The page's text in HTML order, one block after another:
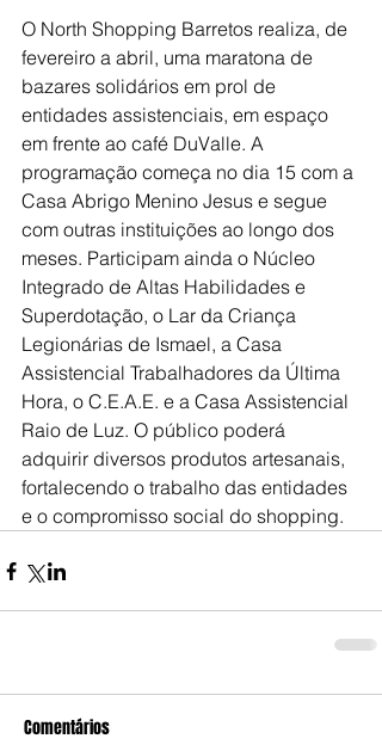
O North Shopping Barretos realiza, de
fevereiro a abril, uma maratona de
bazares solidários em prol de
entidades assistenciais, em espaço
em frente ao café DuValle. A
programação começa no dia 15 com a
Casa Abrigo Menino Jesus e segue
com outras instituições ao longo dos
meses. Participam ainda o Núcleo
Integrado de Altas Habilidades e
Superdotação, o Lar da Criança
Legionárias de Ismael, a Casa
Assistencial Trabalhadores da Última
Hora, o C.E.A.E. e a Casa Assistencial
Raio de Luz. O público poderá
adquirir diversos produtos artesanais,
fortalecendo o trabalho das entidades
e o compromisso social do shopping.
Comentários